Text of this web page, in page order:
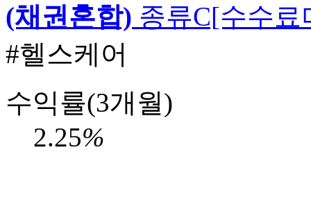
(채권혼합) 종류C[수수
#헬스케어
수익률(3개월)
2.25%